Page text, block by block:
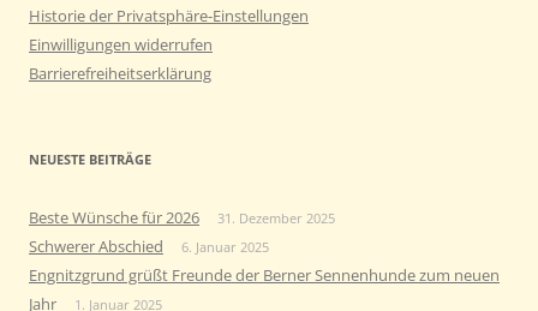
Historie der Privatsphäre-Einstellungen
Einwilligungen widerrufen
Barrierefreiheitserklärung
NEUESTE BEITRÄGE
Beste Wünsche für 2026 31. Dezember 2025
Schwerer Abschied 6. Januar 2025
Engnitzgrund grüßt Freunde der Berner Sennenhunde zum neuen
Jahr
1. Januar 2025